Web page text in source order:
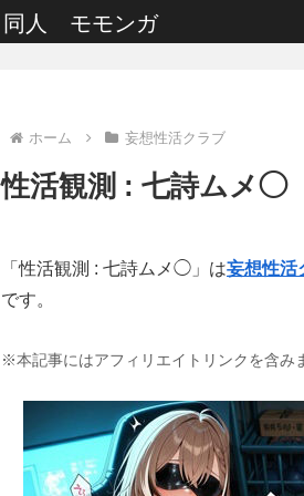
同人 モモンガ
ホーム 妄想性活クラブ
性活観測 : 七詩ムメ◯
「性活観測 : 七詩ムメ◯」は妄想性活
です。
※本記事にはアフィリエイトリンクを含み